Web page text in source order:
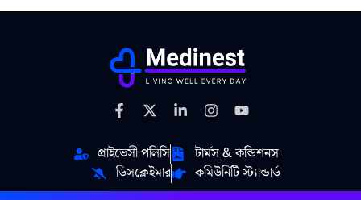
প্রাইভেসী পলিসি
টার্মস & কন্ডিশনস
ডিসক্লেইমার
কমিউনিটি স্ট্যান্ডার্ড